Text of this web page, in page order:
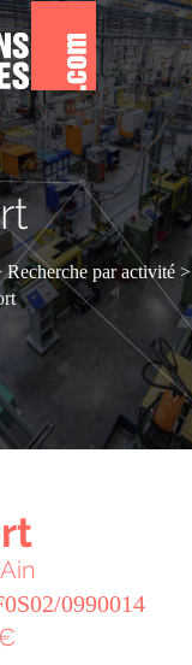
Recherche par activité
0990014